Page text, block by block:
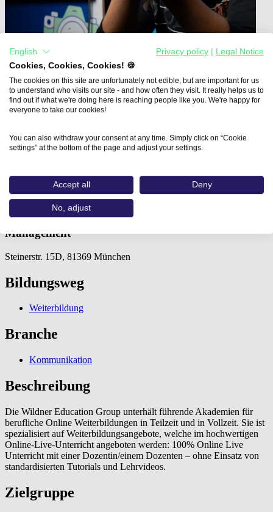
Home
Aus- und Weiterbildungen
Social Media Professional
Wildner Akademie für Digitale Wirtschaft &
Management
Steinerstr. 15D, 81369 München
Bildungsweg
Weiterbildung
Branche
Kommunikation
Beschreibung
Die Wildner Education Group unterhält führende Akademien für
berufliche Online Weiterbildungen in Teilzeit und in Vollzeit. Sie ist
spezialisiert auf Weiterbildungsangebote, welche im hochwertigen
Online-Live-Unterricht angeboten werden: 100% Online Live
Unterricht mit einer Dozentin/einem Dozenten – ohne Einsatz von
standardisierten Tutorials und Lehrvideos.
Zielgruppe
English Privacy policy
Legal Notice
Cookies, Cookies, Cookies! 🍪
The cookies on this site are unfortunately not edible, but are important for us
to understand who visits our site - and how often they visit. It really helps us to
find out if what we're doing here is reaching people like you. We're happy for
everyone to take our cookies!
You can also withdraw your consent at any time. Simply click on “Cookie
settings” at the bottom of the page and adjust your settings.
Accept all Deny
No, adjust